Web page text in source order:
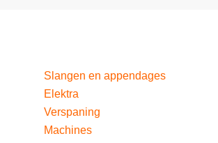
Slangen en appendages
Elektra
Verspaning
Machines